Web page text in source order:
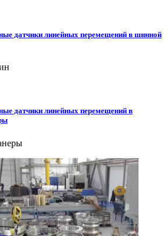
датчики линейных перемещений в шинной
датчики линейных перемещений в